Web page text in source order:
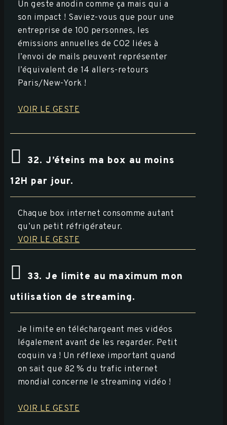
Un geste anodin comme ça mais qui a
son impact ! Saviez-vous que pour une
entreprise de 100 personnes, les
émissions annuelles de CO2 liées à
l’envoi de mails peuvent représenter
l’équivalent de 14 allers-retours
Paris/New-York !
VOIR LE GESTE
32. J’éteins ma box au moins
12H par jour.
Chaque box internet consomme autant
qu’un petit réfrigérateur.
VOIR LE GESTE
33. Je limite au maximum mon
utilisation de streaming.
Je limite en téléchargeant mes vidéos
légalement avant de les regarder. Petit
coquin va ! Un réflexe important quand
on sait que 82 % du trafic internet
mondial concerne le streaming vidéo !
VOIR LE GESTE